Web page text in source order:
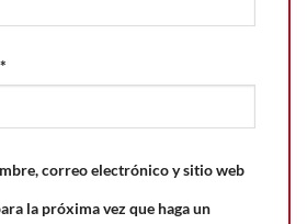
*
correo electrónico y sitio web
la próxima vez que haga un